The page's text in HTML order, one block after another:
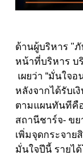
ด้านผู้บริหาร "
หน้าที่บริหาร บ
เผยว่า “มั่นใจ
หลังจากได้รับเ
ตามแผนทันทีคือ
สถานีชาร์จ- ข
เพิ่มจุดกระจาย
มั่นใจปีนี้ รายไ